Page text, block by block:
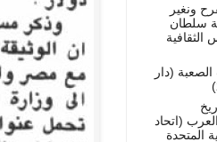
ونغير
سلطان
(دار
(اتحاد
المتحدة